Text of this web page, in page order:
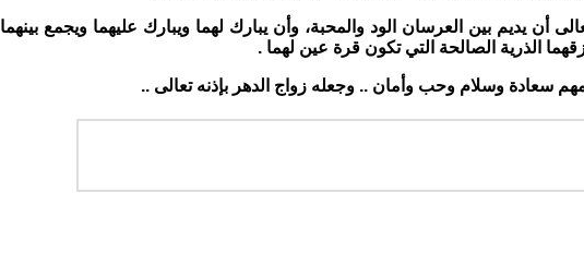
أن يديم بين العرسان الود والمحبة، وأن يبارك لهما ويبارك عليهما ويجمع بينهما
الذرية الصالحة التي تكون قرة عين لهما .
سعادة وسلام وحب وأمان .. وجعله زواج الدهر بإذنه تعالى ..